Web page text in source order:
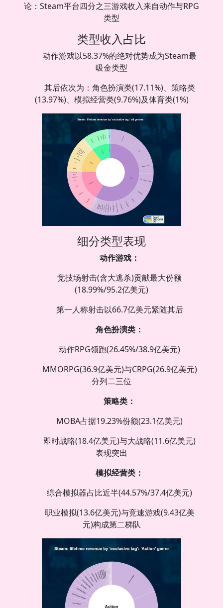
论：Steam平台四分之三游戏收入来自动作与RPG
类型
类型收入占比
动作游戏以58.37%的绝对优势成为Steam最
吸金类型
其后依次为：角色扮演类(17.11%)、策略类
(13.97%)、模拟经营类(9.76%)及体育类(1%)
细分类型表现
动作游戏：
竞技场射击(含大逃杀)贡献最大份额
(18.99%/95.2亿美元)
第一人称射击以66.7亿美元紧随其后
角色扮演类：
动作RPG领跑(26.45%/38.9亿美元)
MMORPG(36.9亿美元)与CRPG(26.9亿美元)
分列二三位
策略类：
MOBA占据19.23%份额(23.1亿美元)
即时战略(18.4亿美元)与大战略(11.6亿美元)
表现突出
模拟经营类：
综合模拟器占比近半(44.57%/37.4亿美元)
职业模拟(13.6亿美元)与竞速游戏(9.43亿美
元)构成第二梯队